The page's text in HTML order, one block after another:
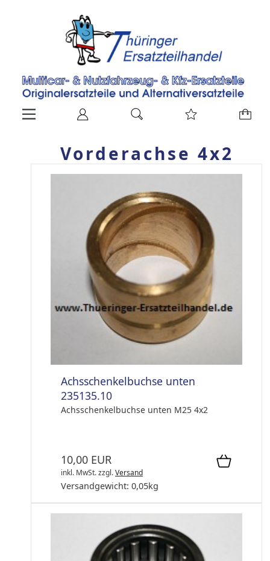
Vorderachse 4x2
Achsschenkelbuchse unten
235135.10
Achsschenkelbuchse unten M25 4x2
10,00 EUR
inkl. MwSt.zzgl.Versand
Versandgewicht: 0,05kg